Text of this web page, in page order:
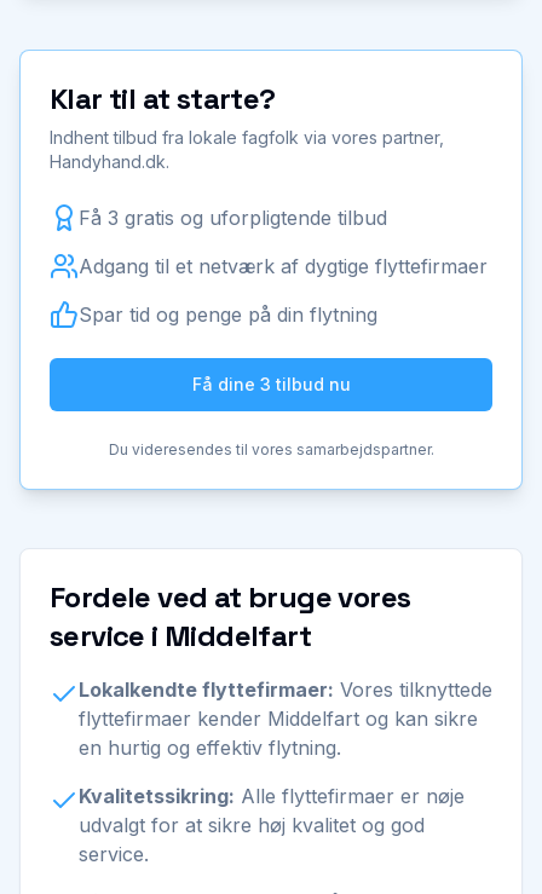
Klar til at starte?
Indhent tilbud fra lokale fagfolk via vores partner,
Handyhand.dk.
Få 3 gratis og uforpligtende tilbud
Adgang til et netværk af dygtige flyttefirmaer
Spar tid og penge på din flytning
Få dine 3 tilbud nu
Du videresendes til vores samarbejdspartner.
Fordele ved at bruge vores
service i Middelfart
Lokalkendte flyttefirmaer: Vores tilknyttede
flyttefirmaer kender Middelfart og kan sikre
en hurtig og effektiv flytning.
Kvalitetssikring: Alle flyttefirmaer er nøje
udvalgt for at sikre høj kvalitet og god
service.